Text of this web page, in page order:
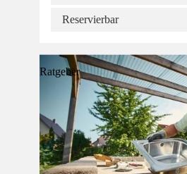
Reservierbar
Ratgeber